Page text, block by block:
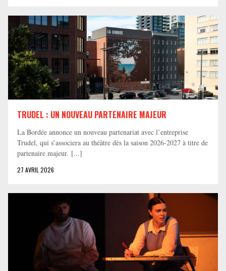
TRUDEL : UN NOUVEAU PARTENAIRE MAJEUR
La Bordée annonce un nouveau partenariat avec l’entreprise
Trudel, qui s’associera au théâtre dès la saison 2026-2027 à titre de
partenaire majeur. [...]
27 AVRIL 2026